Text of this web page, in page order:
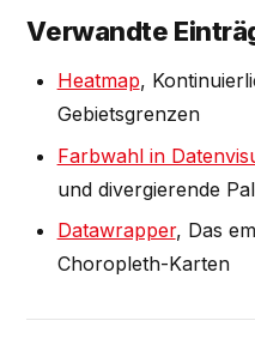
Verwandte
Heatmap,
Gebietsgrenzen
Farbwahl in
und divergierende
Datawrapper, Das
Choropleth-Karten